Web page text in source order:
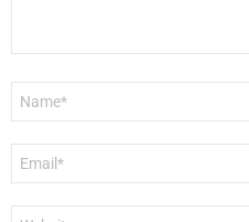
mail
*